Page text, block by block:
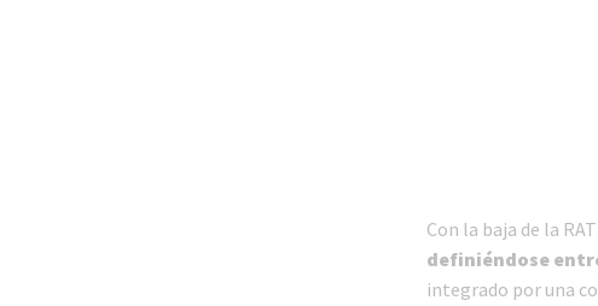
Con la baja de la
definiéndose
integrado por una